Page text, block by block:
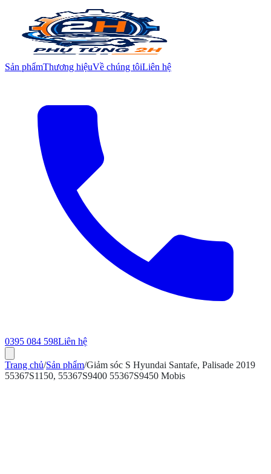
Sản phẩmThương hiệuVề chúng tôiLiên hệ
0395 084 598Liên hệ
Trang chủ/Sản phẩm/Giảm sóc S Hyundai Santafe, Palisade 2019
55367S1150, 55367S9400 55367S9450 Mobis